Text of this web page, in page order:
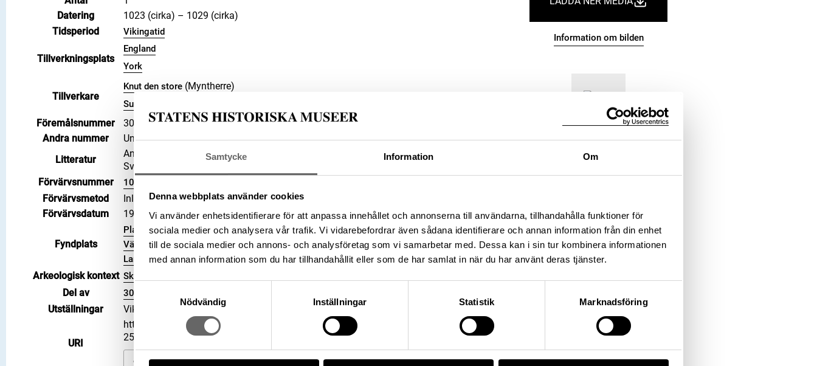
Samtycke Information Om
Denna webbplats använder cookies
Vi använder enhetsidentifierare för att anpassa innehållet och annonserna till användarna, tillhandahålla funktioner för
sociala medier och analysera vår trafik. Vi vidarebefordrar även sådana identifierare och annan information från din enhet
till de sociala medier och annons- och analysföretag som vi samarbetar med. Dessa kan i sin tur kombinera informationen
med annan information som du har tillhandahållit eller som de har samlat in när du har använt deras tjänster.
Nödvändig
Inställningar Statistik Marknadsföring
Datering
1023 (cirka) – 1029 (cirka)
Tidsperiod
Vikingatid
Tillverkningsplats
England
York
Tillverkare
Knut den store (Myntherre)
Sunnulfr
Föremålsnummer
3008337
Andra nummer
Undernummer: 1433
Litteratur
Anglosachsiska mynt i Svenska kongliga myntkabinettet funna i
Sveriges jord, 1881, Hd 778 (Hildebrand, Bror Emil)
Förvärvsnummer
102449
Förvärvsmetod
Inlösen
Förvärvsdatum
1995-06-14
Fyndplats
Plats: Lilla Klintegårde, Fastighet: Lilla Klintegårde 3:1, Socken:
Väskinde socken, Kommun: Gotland kommun, Landskap: Gotland,
Land: Sverige
Arkeologisk kontext Skattfynd
Del av 3006795
Utställningar Vikingarnas värld (start 2021-06-24), Historiska museet
URI
https://samlingar.shm.se/object/E103B88D-9F59-4D6D-BBCF-
250B3B1F6C45
Kopiera URI
Information om bilden